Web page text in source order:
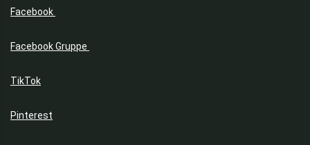
Facebook
Facebook Gruppe
TikTok
Pinterest